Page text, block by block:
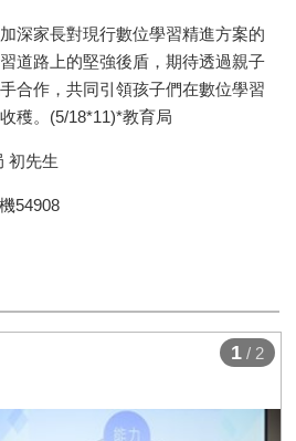
深家長對現行數位學習精進方案的
道路上的堅強後盾，期待透過親子
合作，共同引領孩子們在數位學習
穫。 (5/18*11)*教育局
初先生
54908
1 / 2